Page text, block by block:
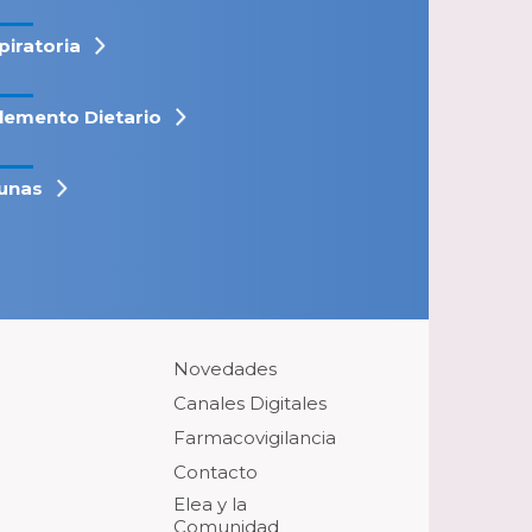
Dietario
Novedades
Canales Digitales
Farmacovigilancia
Contacto
Elea y la
Comunidad